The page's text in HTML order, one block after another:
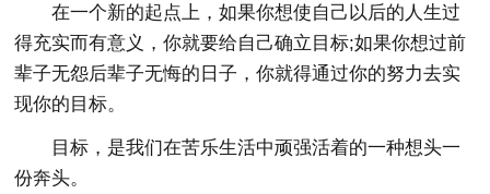
在一个新的起点上，如果你想使自己以后的人生过
得充实而有意义，你就要给自己确立目标;如果你想过前
辈子无怨后辈子无悔的日子，你就得通过你的努力去实
现你的目标。
目标，是我们在苦乐生活中顽强活着的一种想头一
份奔头。